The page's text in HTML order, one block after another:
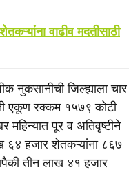
वाढीव मदतीसाठी
नुकसानीची जिल्ह्याला चार
एकूण रक्कम १५७९ कोटी
पूर व अतिवृष्टीने
६४ हजार शेतकऱ्यांना ८६७
तीन लाख ४१ हजार